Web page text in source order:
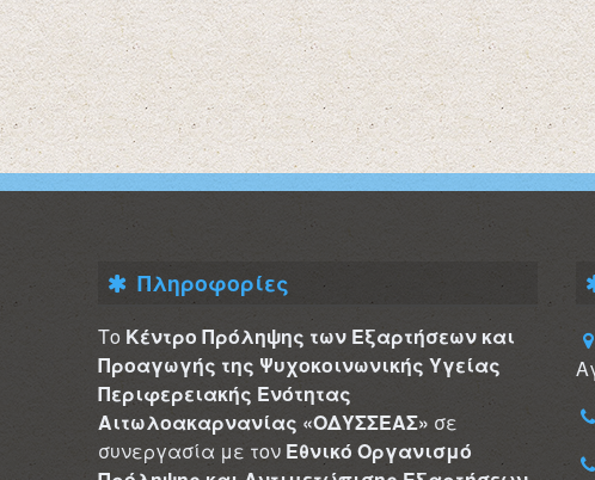
Πληροφορίες
Το Κέντρο Πρόληψης των Εξαρτήσεων και
Προαγωγής της Ψυχοκοινωνικής Υγείας
Περιφερειακής Ενότητας
Αιτωλοακαρνανίας «ΟΔΥΣΣΕΑΣ» σε
συνεργασία με τον Εθνικό Οργανισμό